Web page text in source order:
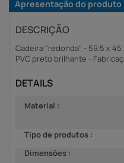
Apresentação do produto
DESCRIÇÃO
Cadeira "redonda" - 59,5 x
PVC preto brilhante -
DETAILS
Material :
Tipo de produtos :
Dimensões :